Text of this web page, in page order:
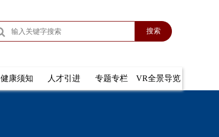
搜索
健康须知 人才引进 专题专栏 VR全景导览